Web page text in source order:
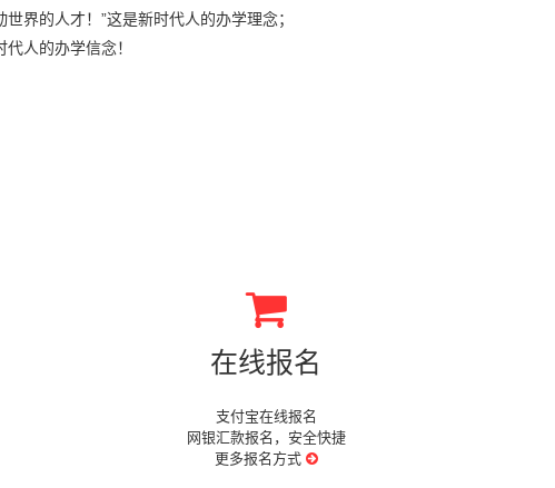
界的人才！”这是新时代人的办学理念；
人的办学信念！
在线报名
支付宝在线报名
网银汇款报名，安全快捷
更多报名方式